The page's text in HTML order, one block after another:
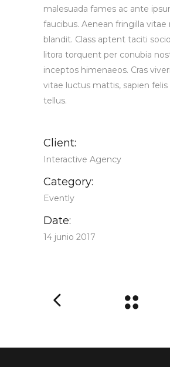
malesuada fames ac ante
faucibus. Aenean fringilla vitae
blandit. Class aptent taciti
litora torquent per conubia
inceptos himenaeos. Cras
vitae luctus mattis, sapien
tellus.
Client:
Interactive Agency
Category:
Evently
Date:
14 junio 2017